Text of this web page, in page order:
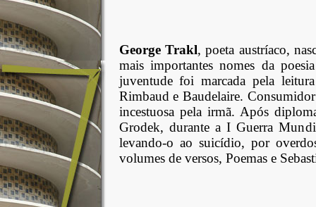
George Trakl, poeta austríaco,
mais importantes nomes da
juventude foi marcada pela
Rimbaud e Baudelaire.
incestuosa pela irmã. Após
Grodek, durante a I Guerra
levando-o ao suicídio, por
volumes de versos, Poemas e